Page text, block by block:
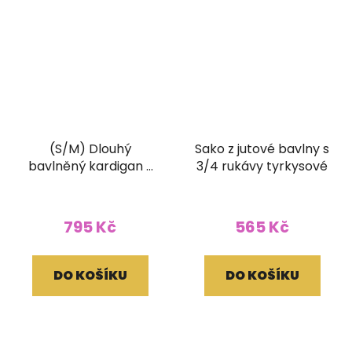
(S/M) Dlouhý
bavlněný kardigan s
795 Kč
DO KOŠÍKU
Sako z jutové bavlny s
3/4 rukávy tyrkysové
565 Kč
DO KOŠÍKU